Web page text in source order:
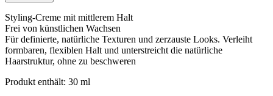
30ml
quantity
Styling-Creme mit mittlerem Halt
Frei von künstlichen Wachsen
Für definierte, natürliche Texturen und zerzauste Looks. Verleiht
formbaren, flexiblen Halt und unterstreicht die natürliche
Haarstruktur, ohne zu beschweren
Produkt enthält: 30 ml